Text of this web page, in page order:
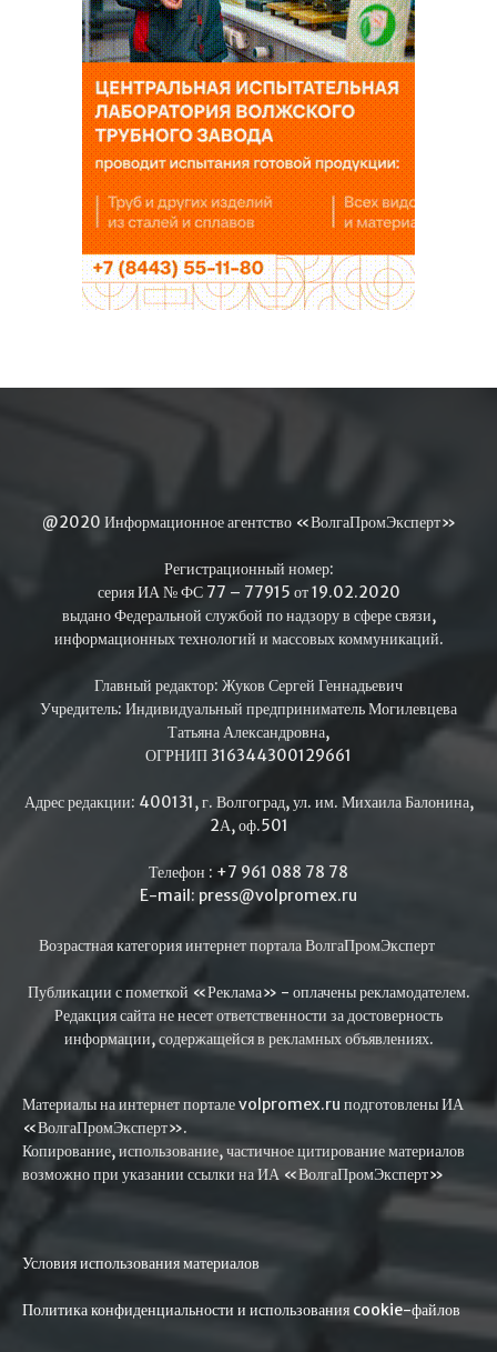
@2020 Информационное агентство «ВолгаПромЭксперт»
Регистрационный номер:
серия ИА № ФС 77 – 77915 от 19.02.2020
выдано Федеральной службой по надзору в сфере связи,
информационных технологий и массовых коммуникаций.
Главный редактор: Жуков Сергей Геннадьевич
Учредитель: Индивидуальный предприниматель Могилевцева
Татьяна Александровна,
ОГРНИП 316344300129661
Адрес редакции: 400131, г. Волгоград, ул. им. Михаила Балонина,
2А, оф.501
Телефон : +7 961 088 78 78
E-mail: press@volpromex.ru
Возрастная категория интернет портала ВолгаПромЭксперт
Публикации с пометкой «Реклама» - оплачены рекламодателем.
Редакция сайта не несет ответственности за достоверность
информации, содержащейся в рекламных объявлениях.
Материалы на интернет портале volpromex.ru подготовлены ИА
«ВолгаПромЭксперт».
Копирование, использование, частичное цитирование материалов
возможно при указании ссылки на ИА «ВолгаПромЭксперт»
Условия использования материалов
Политика конфиденциальности и использования cookie-файлов